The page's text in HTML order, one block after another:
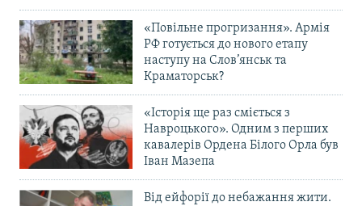
«Повільне прогризання». Армія
РФ готується до нового етапу
наступу на Слов’янськ та
Краматорськ?
«Історія ще раз сміється з
Навроцького». Одним з перших
кавалерів Ордена Білого Орла був
Іван Мазепа
Від ейфорії до небажання жити.